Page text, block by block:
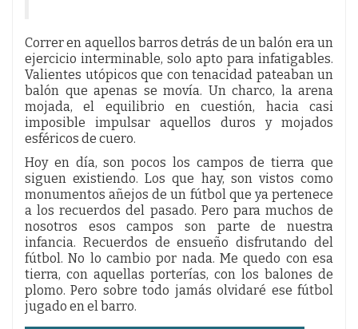
Correr en aquellos barros detrás de un balón era un
ejercicio interminable, solo apto para infatigables.
Valientes utópicos que con tenacidad pateaban un
balón que apenas se movía. Un charco, la arena
mojada, el equilibrio en cuestión, hacia casi
imposible impulsar aquellos duros y mojados
esféricos de cuero.
Hoy en día, son pocos los campos de tierra que
siguen existiendo. Los que hay, son vistos como
monumentos añejos de un fútbol que ya pertenece
a los recuerdos del pasado. Pero para muchos de
nosotros esos campos son parte de nuestra
infancia. Recuerdos de ensueño disfrutando del
fútbol. No lo cambio por nada. Me quedo con esa
tierra, con aquellas porterías, con los balones de
plomo. Pero sobre todo jamás olvidaré ese fútbol
jugado en el barro.